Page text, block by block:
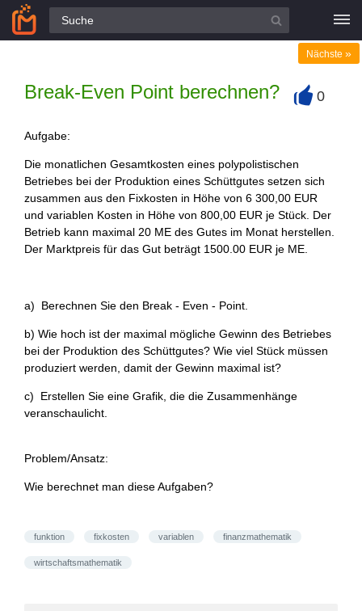
Alle Fragen
Break-Even Point berechnen?
Nächste »
0
Aufgabe:
Die monatlichen Gesamtkosten eines polypolistischen
Betriebes bei der Produktion eines Schüttgutes setzen sich
zusammen aus den Fixkosten in Höhe von 6 300,00 EUR
und variablen Kosten in Höhe von 800,00 EUR je Stück. Der
Betrieb kann maximal 20 ME des Gutes im Monat herstellen.
Der Marktpreis für das Gut beträgt 1500.00 EUR je ME.
a) Berechnen Sie den Break - Even - Point.
b) Wie hoch ist der maximal mögliche Gewinn des Betriebes
bei der Produktion des Schüttgutes? Wie viel Stück müssen
produziert werden, damit der Gewinn maximal ist?
c) Erstellen Sie eine Grafik, die die Zusammenhänge
veranschaulicht.
Problem/Ansatz:
Wie berechnet man diese Aufgaben?
funktion fixkosten variablen finanzmathematik
wirtschaftsmathematik